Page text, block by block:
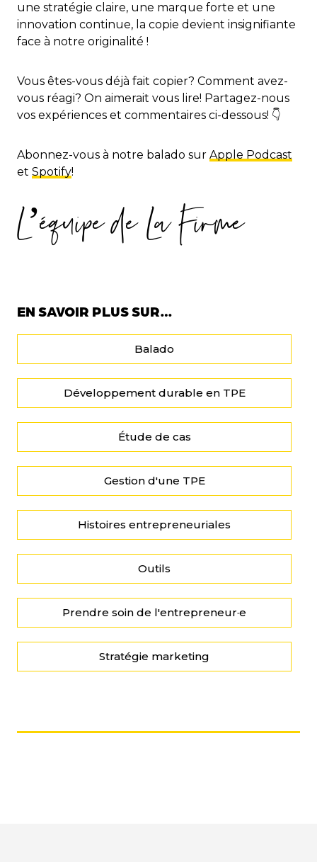
une stratégie claire, une marque forte et une
innovation continue, la copie devient insignifiante
face à notre originalité !
Vous êtes-vous déjà fait copier? Comment avez-
vous réagi? On aimerait vous lire! Partagez-nous
vos expériences et commentaires ci-dessous! 👇
Abonnez-vous à notre balado sur Apple Podcast
et Spotify!
L’équipe de La Firme
EN SAVOIR PLUS SUR…
Balado
Développement durable en TPE
Étude de cas
Gestion d'une TPE
Histoires entrepreneuriales
Outils
Prendre soin de l'entrepreneur·e
Stratégie marketing